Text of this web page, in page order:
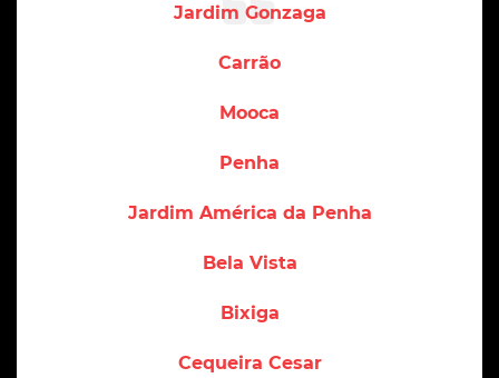
Jardim Gonzaga
Carrão
Mooca
Penha
Jardim América da Penha
Bela Vista
Bixiga
Cequeira Cesar